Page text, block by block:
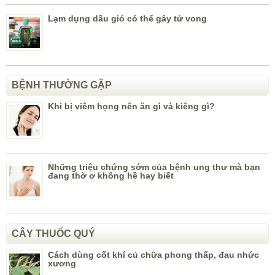
Lạm dụng dầu gió có thể gây tử vong
BỆNH THƯỜNG GẶP
Khi bị viêm họng nên ăn gì và kiêng gì?
Những triệu chứng sớm của bệnh ung thư mà bạn
đang thờ ơ không hề hay biết
CÂY THUỐC QUÝ
Cách dùng cốt khí củ chữa phong thấp, đau nhức
xương